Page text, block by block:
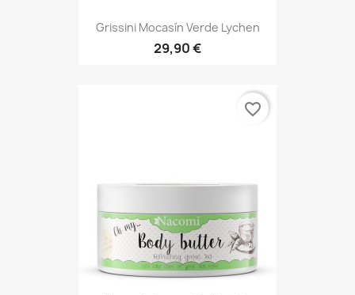
Grissini Mocasín Verde Lychen
29,90 €
favorite_border